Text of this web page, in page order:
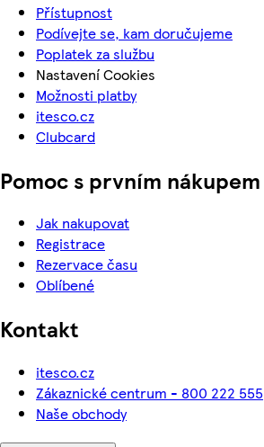
Přístupnost
Podívejte se, kam doručujeme
Poplatek za službu
Nastavení Cookies
Možnosti platby
itesco.cz
Clubcard
Pomoc s prvním nákupem
Jak nakupovat
Registrace
Rezervace času
Oblíbené
Kontakt
itesco.cz
Zákaznické centrum - 800 222 555
Naše obchody